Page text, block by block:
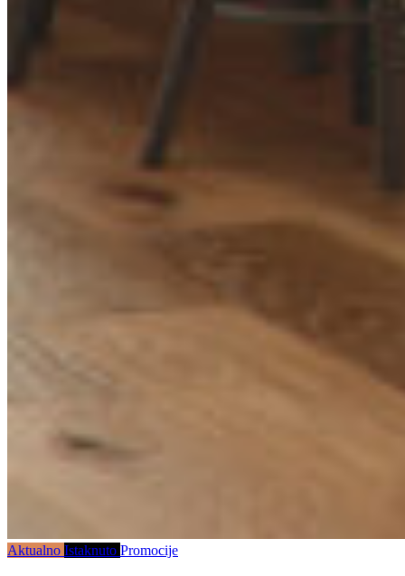
Aktualno Istaknuto Promocije